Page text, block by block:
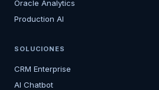
Oracle Analytics
Production AI
SOLUCIONES
CRM Enterprise
AI Chatbot